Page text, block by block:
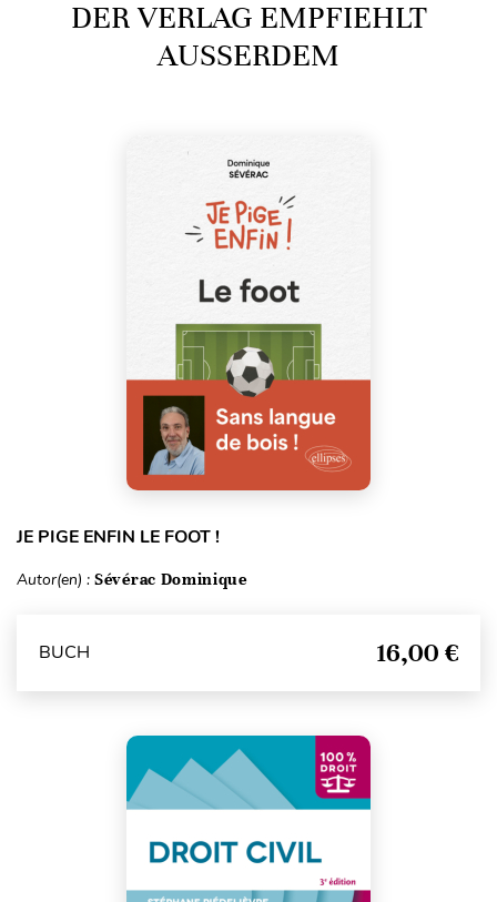
DER VERLAG EMPFIEHLT
AUSSERDEM
JE PIGE ENFIN LE FOOT !
Autor(en) : Sévérac Dominique
BUCH 16,00 €